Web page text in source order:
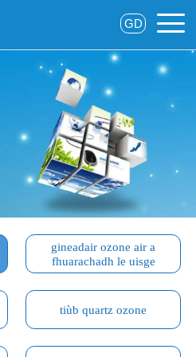
GD
gineadair ozone air a
fhuarachadh le uisge
tiùb quartz ozone